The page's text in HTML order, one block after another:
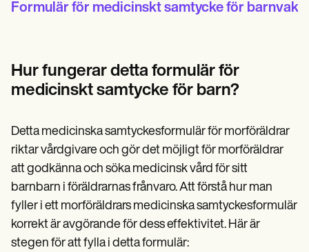
Formulär för medicinskt samtycke för barnvakt.
Hur fungerar detta formulär för
medicinskt samtycke för barn?
Detta medicinska samtyckesformulär för morföräldrar
riktar vårdgivare och gör det möjligt för morföräldrar
att godkänna och söka medicinsk vård för sitt
barnbarn i föräldrarnas frånvaro. Att förstå hur man
fyller i ett morföräldrars medicinska samtyckesformulär
korrekt är avgörande för dess effektivitet. Här är
stegen för att fylla i detta formulär: